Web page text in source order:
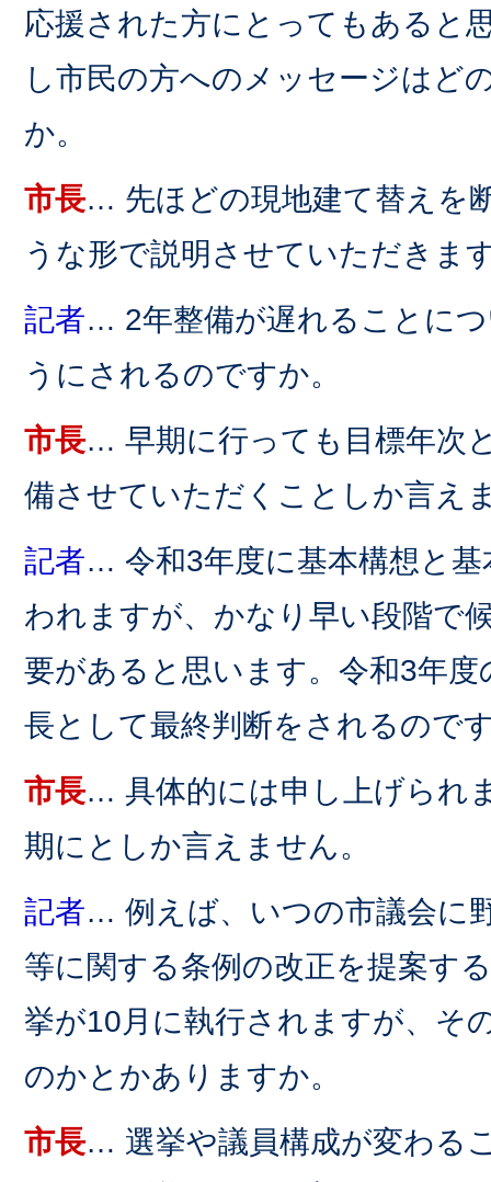
応援された方にとってもあると
し市民の方へのメッセージはど
か。
市長… 先ほどの現地建て替えを
うな形で説明させていただきま
記者… 2年整備が遅れることに
うにされるのですか。
市長… 早期に行っても目標年次
備させていただくことしか言え
記者… 令和3年度に基本構想と
われますが、かなり早い段階で
要があると思います。令和3年
長として最終判断をされるので
市長… 具体的には申し上げられ
期にとしか言えません。
記者… 例えば、いつの市議会に
等に関する条例の改正を提案す
挙が10月に執行されますが、そ
のかとかありますか。
市長… 選挙や議員構成が変わる